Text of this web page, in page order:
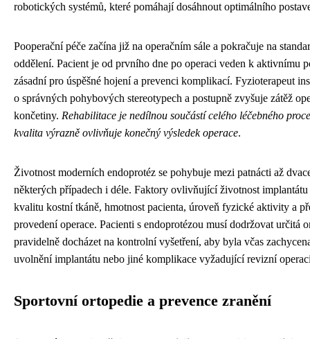
robotických systémů, které pomáhají dosáhnout optimálního
Pooperační péče začína již na operačním sále a pokračuje na
oddělení. Pacient je od prvního dne po operaci veden k aktivnímu
zásadní pro úspěšné hojení a prevenci komplikací. Fyzioterapeut
o správných pohybových stereotypech a postupně zvyšuje zátěž
končetiny. Rehabilitace je nedílnou součástí celého léčebného
kvalita výrazně ovlivňuje konečný výsledek operace.
Životnost moderních endoprotéz se pohybuje mezi patnácti až
některých případech i déle. Faktory ovlivňující životnost
kvalitu kostní tkáně, hmotnost pacienta, úroveň fyzické aktivity a
provedení operace. Pacienti s endoprotézou musí dodržovat určitá
pravidelně docházet na kontrolní vyšetření, aby byla včas
uvolnění implantátu nebo jiné komplikace vyžadující revizní
Sportovní ortopedie a prevence zranění